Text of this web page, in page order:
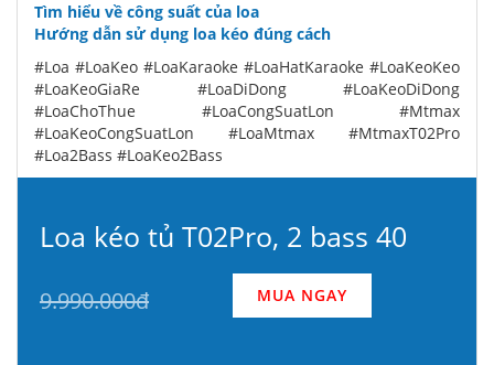
Tìm hiểu về công suất của loa
Hướng dẫn sử dụng loa kéo đúng cách
#Loa #LoaKeo #LoaKaraoke #LoaHatKaraoke #LoaKeoKeo
#LoaKeoGiaRe #LoaDiDong #LoaKeoDiDong
#LoaChoThue #LoaCongSuatLon #Mtmax
#LoaKeoCongSuatLon #LoaMtmax #MtmaxT02Pro
#Loa2Bass #LoaKeo2Bass
Loa kéo tủ T02Pro, 2 bass 40
9.990.000đ MUA NGAY